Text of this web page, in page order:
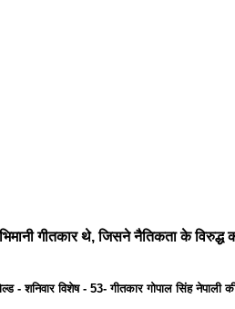
गीतकार थे, जिसने नैतिकता के विरुद्ध
- शनिवार विशेष - 53- गीतकार गोपाल सिंह नेपाली